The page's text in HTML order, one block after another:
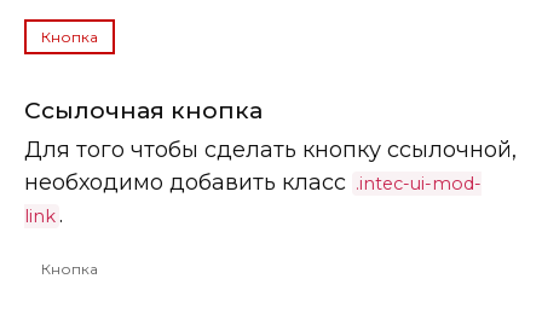
Кнопка
Ссылочная кнопка
Для того чтобы сделать кнопку ссылочной,
необходимо добавить класс .intec-ui-mod-
link.
Кнопка